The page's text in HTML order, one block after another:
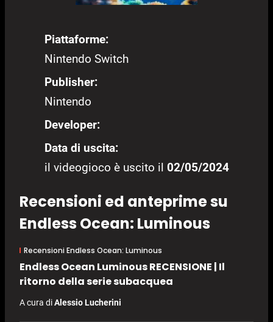
Piattaforme:
Nintendo Switch
Publisher:
Nintendo
Developer:
Data di uscita:
il videogioco è uscito il 02/05/2024
Recensioni ed anteprime su
Endless Ocean: Luminous
Recensioni Endless Ocean: Luminous
Endless Ocean Luminous RECENSIONE | Il
ritorno della serie subacquea
A cura diAlessio Lucherini